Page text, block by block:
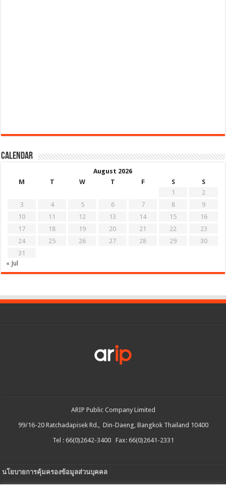
Calendar
August 2026
M
T W T F S
S
1
2
3
4 5 6 7 8
9
10
11 12 13 14 15
16
17
18 19 20 21 22
23
24
25 26 27 28 29
30
31
« Jul
ARIP Public Company Limited
99/16-20 Ratchadapisek Rd., Din-Daeng, Bangkok Thailand 10400
Tel : 66(0)2642-3400 Fax: 66(0)2641-2331
นโยบายการคุ้มครองข้อมูลส่วนบุคคล